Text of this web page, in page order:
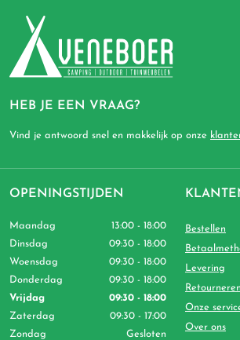
HEB JE EEN VRAAG?
Vind je antwoord snel en makkelijk op onze
OPENINGSTIJDEN
Maandag
13:00 - 18:00
Dinsdag
09:30 - 18:00
Woensdag
09:30 - 18:00
Donderdag
09:30 - 18:00
Vrijdag
09:30 - 18:00
Zaterdag
09:30 - 17:00
Zondag
Gesloten
Bestellen
Levering
Onze
Over ons